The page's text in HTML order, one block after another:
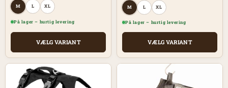
M L XL
På lager – hurtig levering
VÆLG VARIANT
M L XL
På lager – hurtig levering
VÆLG VARIANT